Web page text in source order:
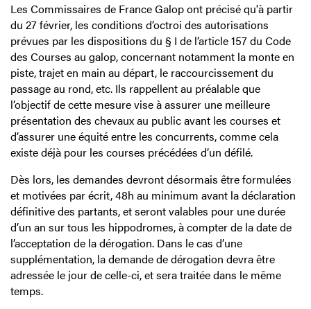
Les Commissaires de France Galop ont précisé qu'à partir
du 27 février, les conditions d’octroi des autorisations
prévues par les dispositions du § I de l’article 157 du Code
des Courses au galop, concernant notamment la monte en
piste, trajet en main au départ, le raccourcissement du
passage au rond, etc. Ils rappellent au préalable que
l’objectif de cette mesure vise à assurer une meilleure
présentation des chevaux au public avant les courses et
d’assurer une équité entre les concurrents, comme cela
existe déjà pour les courses précédées d’un défilé.
Dès lors, les demandes devront désormais être formulées
et motivées par écrit, 48h au minimum avant la déclaration
définitive des partants, et seront valables pour une durée
d’un an sur tous les hippodromes, à compter de la date de
l’acceptation de la dérogation. Dans le cas d’une
supplémentation, la demande de dérogation devra être
adressée le jour de celle-ci, et sera traitée dans le même
temps.